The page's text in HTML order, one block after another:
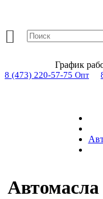
График
8 (473) 220-57-75 Опт